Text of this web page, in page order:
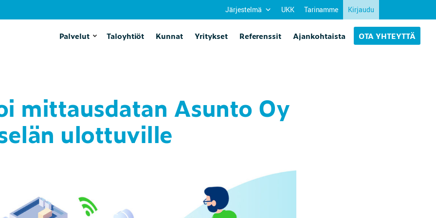
Järjestelmä UKK Tarinamme Kirjaudu
Palvelut Taloyhtiöt Kunnat Yritykset Referenssit Ajankohtaista OTA YHTEYTTÄ
mittausdatan Asunto Oy
ulottuville